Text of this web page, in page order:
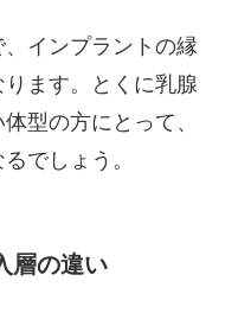
インプラントの縁
ます。とくに乳腺
型の方にとって、
でしょう。
層の違い